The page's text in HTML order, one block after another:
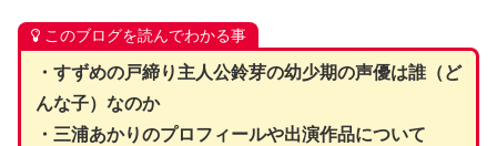
このブログを読んでわかる事
・すずめの戸締り主人公鈴芽の幼少期の声優は誰（ど
んな子）なのか
・三浦あかりのプロフィールや出演作品について